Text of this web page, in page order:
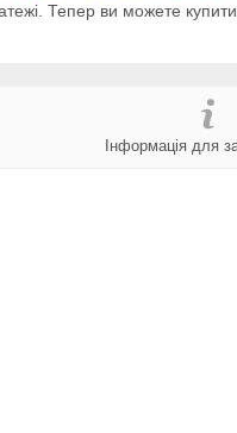
Тепер ви можете
Інформація для